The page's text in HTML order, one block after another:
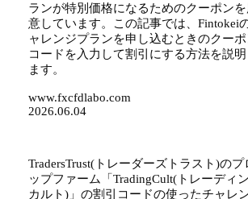
ランが特別価格になるためのクーポンを
意しています。この記事では、Fintokei
ャレンジプランを申し込むときのクーポ
コードを入力して割引にする方法を説明
ます。
www.fxcfdlabo.com
2026.06.04
TradersTrust(トレーダーズトラスト)のプ
ップファーム「TradingCult(トレーディ
カルト)」の割引コードの使ったチャレ